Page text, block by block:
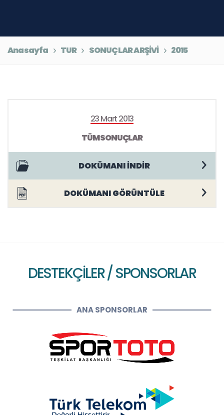
Anasayfa TUR SONUÇLAR ARŞİVİ 2015
23 Mart 2013
TÜM SONUÇLAR
DOKÜMANI İNDİR
DOKÜMANI GÖRÜNTÜLE
DESTEKÇİLER / SPONSORLAR
ANA SPONSORLAR